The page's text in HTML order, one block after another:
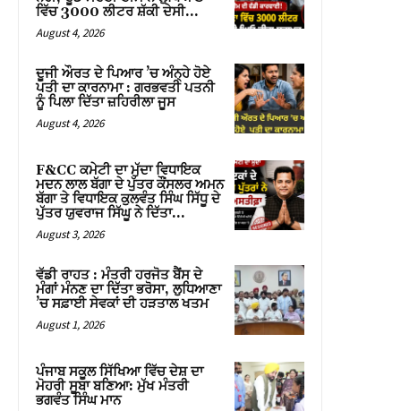
ਵਿੱਚ 3000 ਲੀਟਰ ਸ਼ੱਕੀ ਦੇਸੀ...
August 4, 2026
ਦੂਜੀ ਔਰਤ ਦੇ ਪਿਆਰ ’ਚ ਅੰਨ੍ਹੇ ਹੋਏ
ਪਤੀ ਦਾ ਕਾਰਨਾਮਾ : ਗਰਭਵਤੀ ਪਤਨੀ
ਨੂੰ ਪਿਲਾ ਦਿੱਤਾ ਜ਼ਹਿਰੀਲਾ ਜੂਸ
August 4, 2026
F&CC ਕਮੇਟੀ ਦਾ ਮੁੱਦਾ ਵਿਧਾਇਕ
ਮਦਨ ਲਾਲ ਬੱਗਾ ਦੇ ਪੁੱਤਰ ਕੌਂਸਲਰ ਅਮਨ
ਬੱਗਾ ਤੇ ਵਿਧਾਇਕ ਕੁਲਵੰਤ ਸਿੰਘ ਸਿੱਧੂ ਦੇ
ਪੁੱਤਰ ਯੁਵਰਾਜ ਸਿੱਘੂ ਨੇ ਦਿੱਤਾ...
August 3, 2026
ਵੱਡੀ ਰਾਹਤ : ਮੰਤਰੀ ਹਰਜੋਤ ਬੈਂਸ ਦੇ
ਮੰਗਾਂ ਮੰਨਣ ਦਾ ਦਿੱਤਾ ਭਰੋਸਾ, ਲੁਧਿਆਣਾ
’ਚ ਸਫ਼ਾਈ ਸੇਵਕਾਂ ਦੀ ਹੜਤਾਲ ਖਤਮ
August 1, 2026
ਪੰਜਾਬ ਸਕੂਲ ਸਿੱਖਿਆ ਵਿੱਚ ਦੇਸ਼ ਦਾ
ਮੋਹਰੀ ਸੂਬਾ ਬਣਿਆ: ਮੁੱਖ ਮੰਤਰੀ
ਭਗਵੰਤ ਸਿੰਘ ਮਾਨ